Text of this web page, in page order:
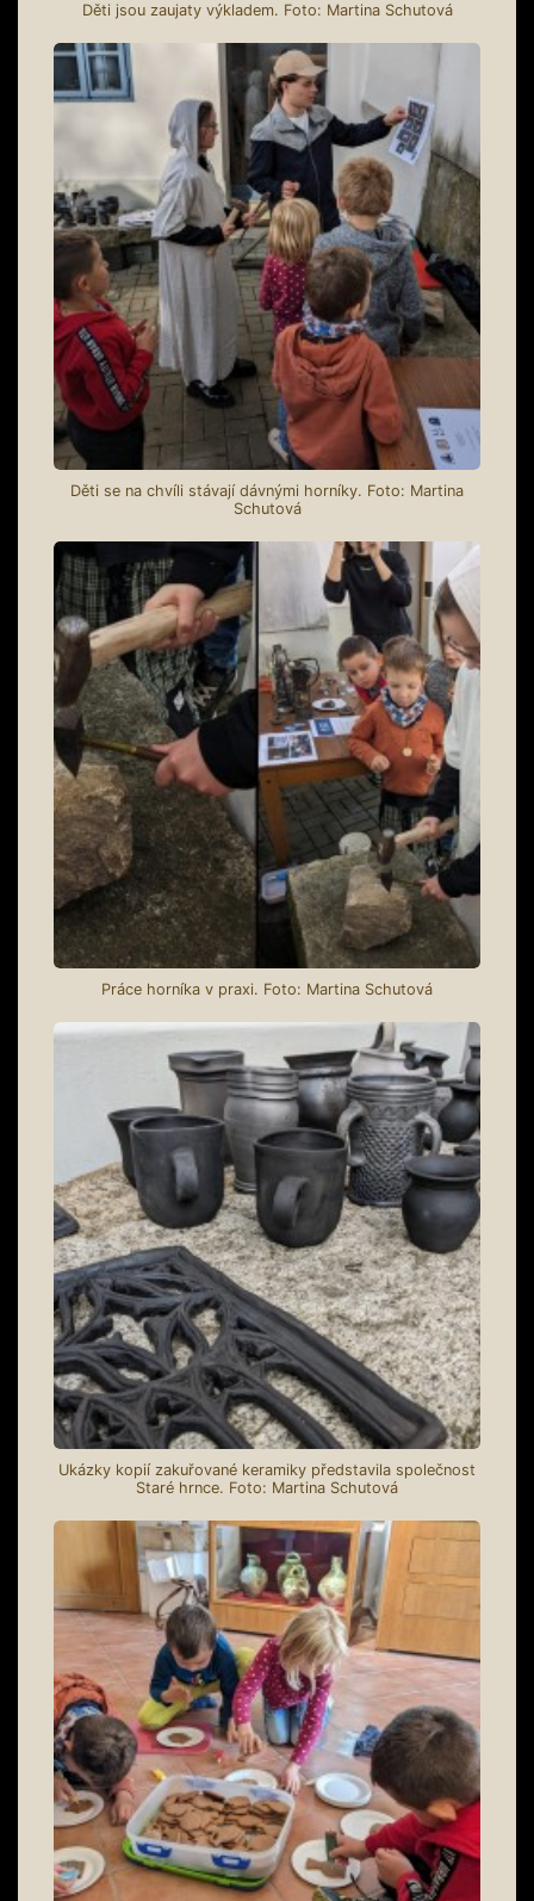
Děti jsou zaujaty výkladem. Foto: Martina Schutová
Děti se na chvíli stávají dávnými horníky. Foto: Martina
Schutová
Práce horníka v praxi. Foto: Martina Schutová
Ukázky kopií zakuřované keramiky představila společnost
Staré hrnce. Foto: Martina Schutová